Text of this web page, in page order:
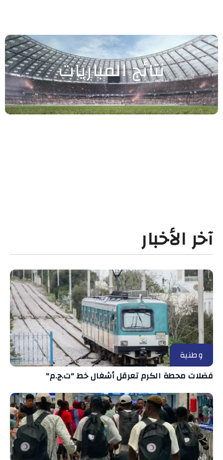
نتائج المباريات
آخر الأخبار
وطنية
فضلات محطة الكرم تعرقل أشغال خط "ت.ج.م"